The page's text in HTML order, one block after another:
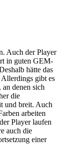
Auch der Player
in guten GEM-
hätte das
gibt es
denen sich
die
und breit. Auch
arbeiten
Player laufen
auch die
einer